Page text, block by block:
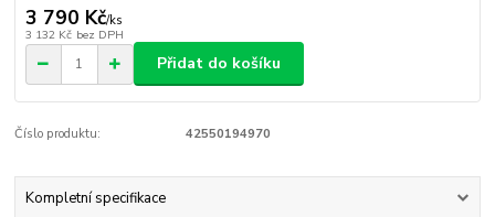
3 790 Kč/ks
3 132 Kč bez DPH
Přidat do košíku
Číslo produktu: 42550194970
Kompletní specifikace